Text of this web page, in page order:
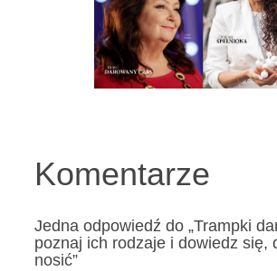
Komentarze
Jedna odpowiedź do „Trampki
poznaj ich rodzaje i dowiedz się,
nosić”